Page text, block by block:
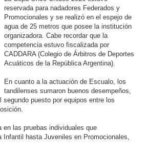
reservada para nadadores Federados y
Promocionales y se realizó en el espejo de
agua de 25 metros que posee la institución
organizadora. Cabe recordar que la
competencia estuvo fiscalizada por
CADDARA (Colegio de Árbitros de Deportes
Acuáticos de la República Argentina).
En cuanto a la actuación de Escualo, los
tandilenses sumaron buenos desempeños,
puesto por equipos entre los
en las pruebas individuales que
hasta Juveniles en Promocionales,